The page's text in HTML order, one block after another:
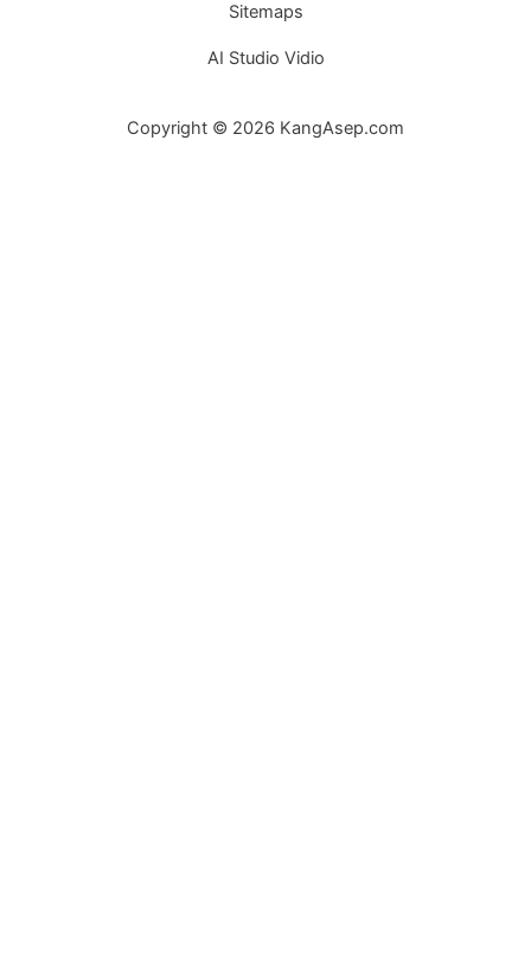
Sitemaps
AI Studio Vidio
Copyright © 2026 KangAsep.com